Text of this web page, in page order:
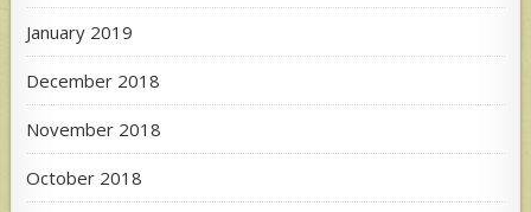
January 2019
December 2018
November 2018
October 2018